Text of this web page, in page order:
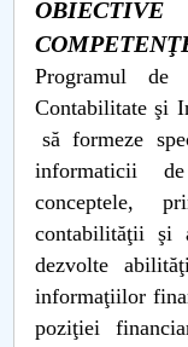
Relații
PNRR
Proiect PRIM
Proiect SU-ETIC
Protecția
UNIVERSITATE
Programul
Contabilitate şi
să formeze
informaticii
conceptele,
contabilităţii şi
dezvolte
informaţiilor
poziţiei